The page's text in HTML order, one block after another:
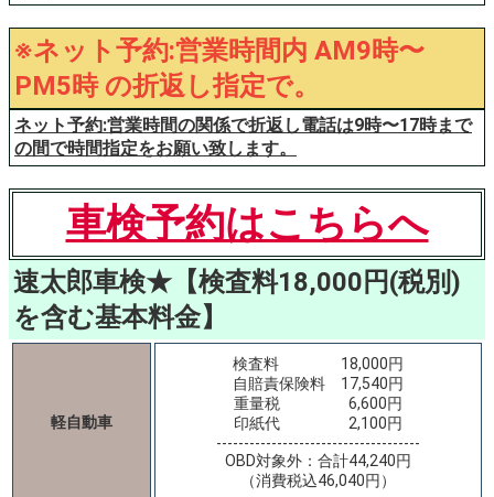
※ネット予約:営業時間内 AM9時〜
PM5時 の折返し指定で。
ネット予約:営業時間の関係で折返し電話は9時〜17時まで
の間で時間指定をお願い致します。
車検予約はこちらへ
速太郎車検★【検査料18,000円(税別)
を含む基本料金】
軽自動車
検査料 18,000円
自賠責保険料 17,540円
重量税 6,600円
印紙代 2,100円
-------------------------------------
OBD対象外：合計44,240円
（消費税込46,040円）